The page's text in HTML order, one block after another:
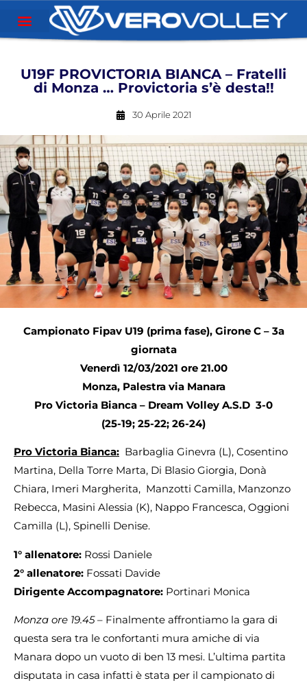
U19F PROVICTORIA BIANCA – Fratelli
di Monza … Provictoria s’è desta!!
30 Aprile 2021
Campionato Fipav U19 (prima fase), Girone C – 3a
giornata
Venerdì 12/03/2021 ore 21.00
Monza, Palestra via Manara
Pro Victoria Bianca – Dream Volley A.S.D 3-0
(25-19; 25-22; 26-24)
Pro Victoria Bianca: Barbaglia Ginevra (L), Cosentino
Martina, Della Torre Marta, Di Blasio Giorgia, Donà
Chiara, Imeri Margherita, Manzotti Camilla, Manzonzo
Rebecca, Masini Alessia (K), Nappo Francesca, Oggioni
Camilla (L), Spinelli Denise.
1° allenatore: Rossi Daniele
2° allenatore: Fossati Davide
Dirigente Accompagnatore: Portinari Monica
Monza ore 19.45– Finalmente affrontiamo la gara di
questa sera tra le confortanti mura amiche di via
Manara dopo un vuoto di ben 13 mesi. L’ultima partita
disputata in casa infatti è stata per il campionato di